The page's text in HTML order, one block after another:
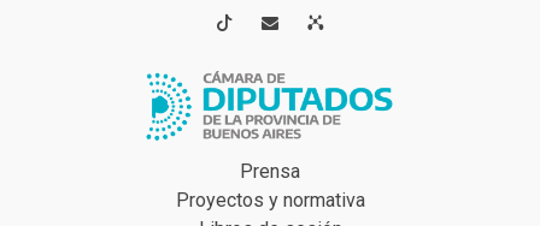
 
Prensa
Proyectos y normativa